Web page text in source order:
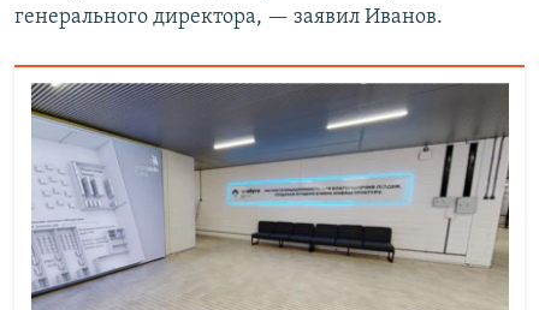
генерального директора, — заявил Иванов.